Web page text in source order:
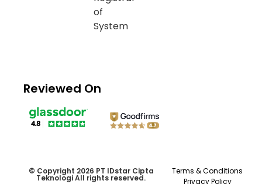
Reviewed On
© Copyright 2026 PT IDstar Cipta
Teknologi All rights reserved.
Terms & Conditions
Privacy Policy